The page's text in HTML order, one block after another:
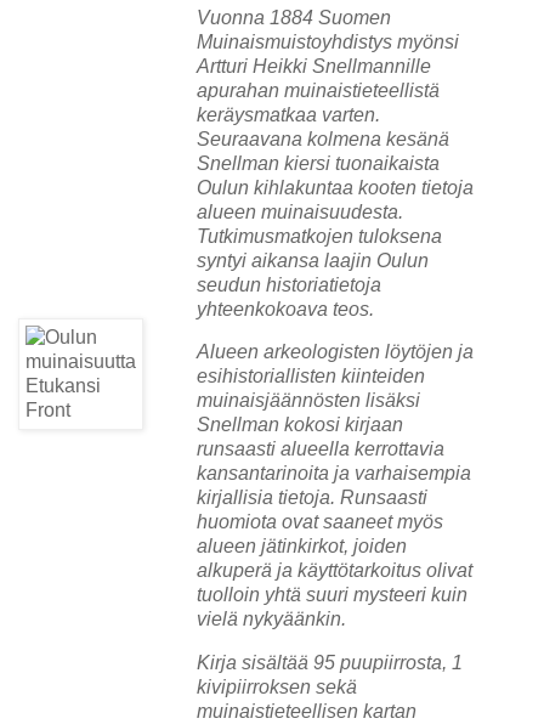
Vuonna 1884 Suomen
Muinaismuistoyhdistys myönsi
Artturi Heikki Snellmannille
apurahan muinaistieteellistä
keräysmatkaa varten.
Seuraavana kolmena kesänä
Snellman kiersi tuonaikaista
Oulun kihlakuntaa kooten tietoja
alueen muinaisuudesta.
Tutkimusmatkojen tuloksena
syntyi aikansa laajin Oulun
seudun historiatietoja
yhteenkokoava teos.
Alueen arkeologisten löytöjen ja
esihistoriallisten kiinteiden
muinaisjäännösten lisäksi
Snellman kokosi kirjaan
runsaasti alueella kerrottavia
kansantarinoita ja varhaisempia
kirjallisia tietoja. Runsaasti
huomiota ovat saaneet myös
alueen jätinkirkot, joiden
alkuperä ja käyttötarkoitus olivat
tuolloin yhtä suuri mysteeri kuin
vielä nykyäänkin.
Kirja sisältää 95 puupiirrosta, 1
kivipiirroksen sekä
muinaistieteellisen kartan